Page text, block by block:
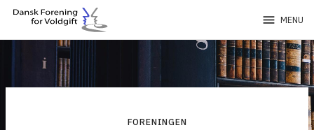
menu MENU
FORENINGEN